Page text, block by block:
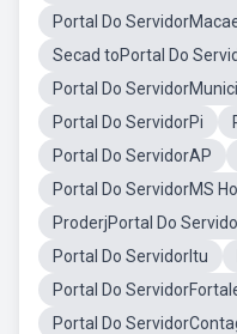
Portal Do
Secad toPortal Do
Portal Do
Portal Do ServidorPi
Portal Do ServidorAP
Portal Do ServidorMS
ProderjPortal Do
Portal Do ServidorItu
Portal Do
Portal Do